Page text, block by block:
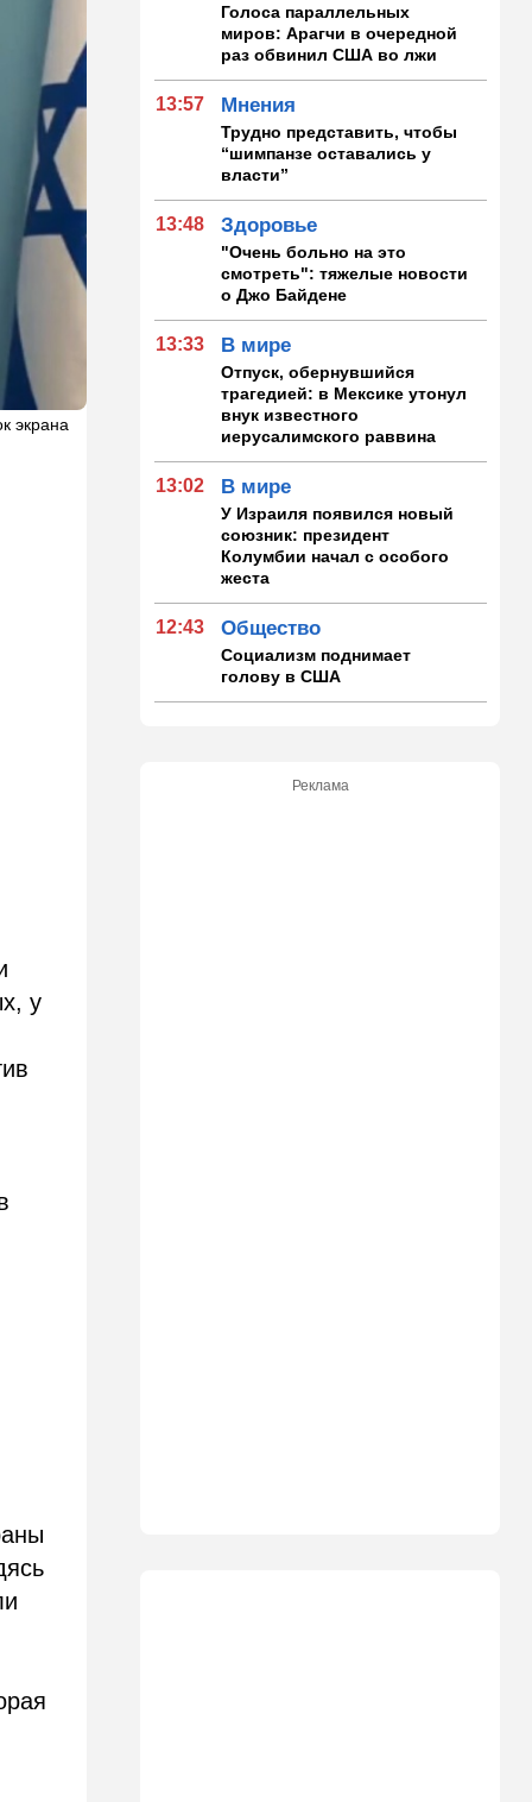
экрана
у
Голоса параллельных
миров: Арагчи в очередной
раз обвинил США во лжи
13:57 Мнения
Трудно представить, чтобы
“шимпанзе оставались у
власти”
13:48 Здоровье
"Очень больно на это
смотреть": тяжелые новости
о Джо Байдене
13:33 В мире
Отпуск, обернувшийся
трагедией: в Мексике утонул
внук известного
иерусалимского раввина
13:02 В мире
У Израиля появился новый
союзник: президент
Колумбии начал с особого
жеста
12:43 Общество
Социализм поднимает
голову в США
восстанавливать Сектор
Реклама